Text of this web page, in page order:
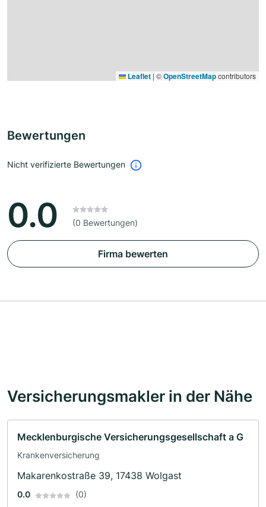
Leaflet | ©OpenStreetMapcontributors
Bewertungen
Nicht verifizierte Bewertungen
0.0 (0 Bewertungen)
Firma bewerten
Versicherungsmakler in der Nähe
Mecklenburgische Versicherungsgesellschaft a G
Krankenversicherung
Makarenkostraße 39, 17438 Wolgast
0.0 (0)